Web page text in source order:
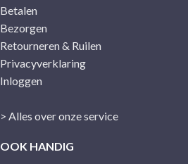
Betalen
Bezorgen
Retourneren & Ruilen
Privacyverklaring
Inloggen
> Alles over onze service
OOK HANDIG